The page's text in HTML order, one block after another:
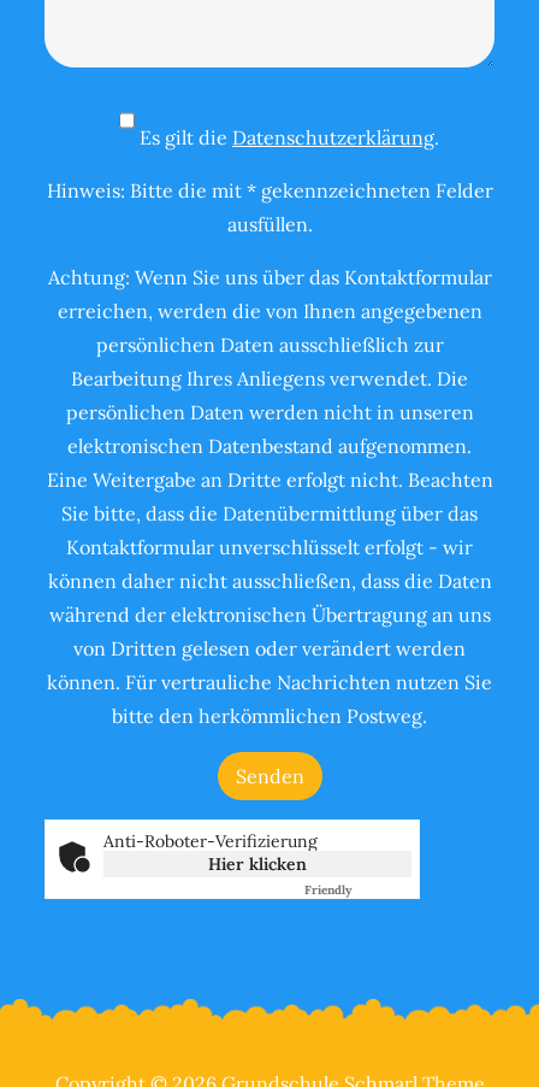
Es gilt die Datenschutzerklärung.
Hinweis: Bitte die mit * gekennzeichneten Felder
ausfüllen.
Achtung: Wenn Sie uns über das Kontaktformular
erreichen, werden die von Ihnen angegebenen
persönlichen Daten ausschließlich zur
Bearbeitung Ihres Anliegens verwendet. Die
persönlichen Daten werden nicht in unseren
elektronischen Datenbestand aufgenommen.
Eine Weitergabe an Dritte erfolgt nicht. Beachten
Sie bitte, dass die Datenübermittlung über das
Kontaktformular unverschlüsselt erfolgt - wir
können daher nicht ausschließen, dass die Daten
während der elektronischen Übertragung an uns
von Dritten gelesen oder verändert werden
können. Für vertrauliche Nachrichten nutzen Sie
bitte den herkömmlichen Postweg.
Anti-Roboter-Verifizierung
Hier klicken
Friendly